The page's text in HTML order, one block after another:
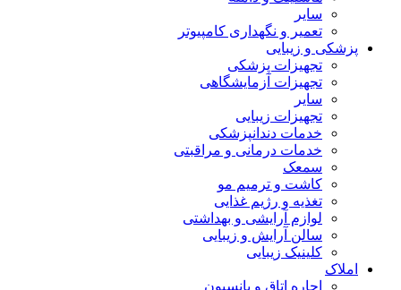
سایر
تعمیر و نگهداری کامپیوتر
پزشکی و زیبایی
تجهیزات پزشکی
تجهیزات آزمایشگاهی
سایر
تجهیزات زیبایی
خدمات دندانپزشکی
خدمات درمانی و مراقبتی
سمعک
کاشت و ترمیم مو
تغذیه و رژیم غذایی
لوازم آرایشی و بهداشتی
سالن آرایش و زیبایی
کلینیک زیبایی
املاک
اجاره اتاق و پانسیون